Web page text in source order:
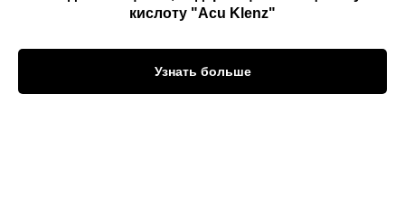
кислоту "Acu Klenz"
Узнать больше